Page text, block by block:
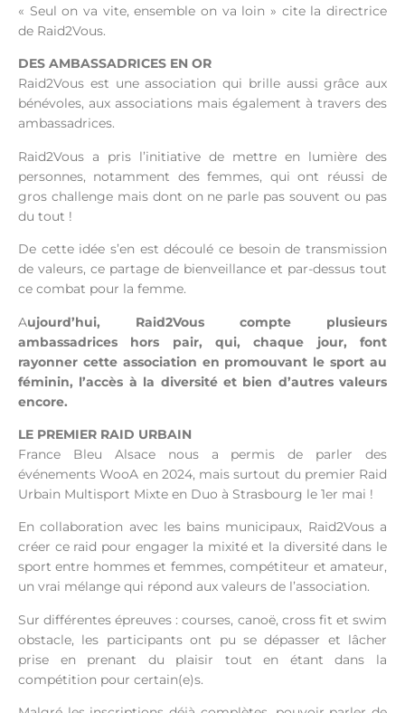
« Seul on va vite, ensemble on va loin » cite la directrice
de Raid2Vous.
DES AMBASSADRICES EN OR
Raid2Vous est une association qui brille aussi grâce aux
bénévoles, aux associations mais également à travers des
ambassadrices.
Raid2Vous a pris l’initiative de mettre en lumière des
personnes, notamment des femmes, qui ont réussi de
gros challenge mais dont on ne parle pas souvent ou pas
du tout !
De cette idée s’en est découlé ce besoin de transmission
de valeurs, ce partage de bienveillance et par-dessus tout
ce combat pour la femme.
Aujourd’hui, Raid2Vous compte plusieurs
ambassadrices hors pair, qui, chaque jour, font
rayonner cette association en promouvant le sport au
féminin, l’accès à la diversité et bien d’autres valeurs
encore.
LE PREMIER RAID URBAIN
France Bleu Alsace nous a permis de parler des
événements WooA en 2024, mais surtout du premier Raid
Urbain Multisport Mixte en Duo à Strasbourg le 1er mai !
En collaboration avec les bains municipaux, Raid2Vous a
créer ce raid pour engager la mixité et la diversité dans le
sport entre hommes et femmes, compétiteur et amateur,
un vrai mélange qui répond aux valeurs de l’association.
Sur différentes épreuves : courses, canoë, cross fit et swim
obstacle, les participants ont pu se dépasser et lâcher
prise en prenant du plaisir tout en étant dans la
compétition pour certain(e)s.